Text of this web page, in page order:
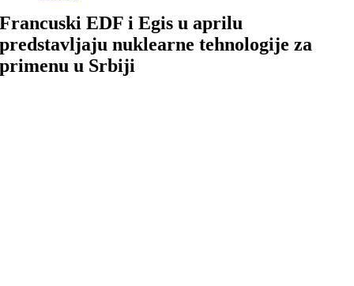
Francuski EDF i Egis u aprilu
predstavljaju nuklearne tehnologije za
primenu u Srbiji